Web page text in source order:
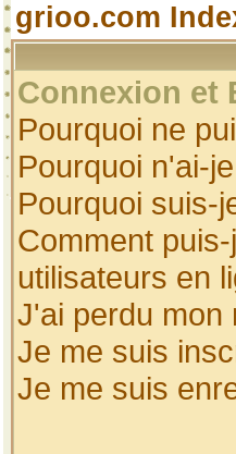
grioo.com
Connexion et
Pourquoi ne
Pourquoi n'ai-
Pourquoi suis-
Comment
utilisateurs en
J'ai perdu mon
Je me suis
Je me suis